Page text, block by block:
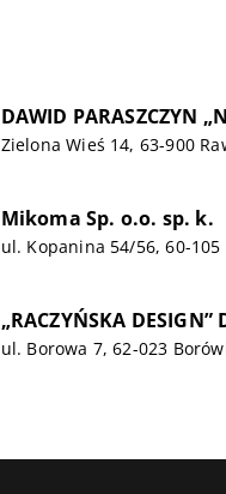
DAWID PARASZCZYN
Zielona Wieś 14, 63-900
Mikoma Sp. o.o. sp. k.
ul. Kopanina 54/56, 60-105
„RACZYŃSKA
ul. Borowa 7, 62-023